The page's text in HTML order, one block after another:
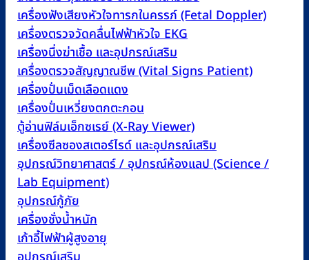
เครื่องฟังเสียงหัวใจทารกในครรภ์ (Fetal Doppler)
เครื่องตรวจวัดคลื่นไฟฟ้าหัวใจ EKG
เครื่องนึ่งฆ่าเชื้อ และอุปกรณ์เสริม
เครื่องตรวจสัญญาณชีพ (Vital Signs Patient)
เครื่องปั่นเม็ดเลือดแดง
เครื่องปั่นเหวี่ยงตกตะกอน
ตู้อ่านฟิล์มเอ็กซเรย์ (X-Ray Viewer)
เครื่องซีลซองสเตอร์ไรด์ และอุปกรณ์เสริม
อุปกรณ์วิทยาศาสตร์ / อุปกรณ์ห้องแลป (Science /
Lab Equipment)
อุปกรณ์กู้ภัย
เครื่องชั่งน้ำหนัก
เก้าอี้ไฟฟ้าผู้สูงอายุ